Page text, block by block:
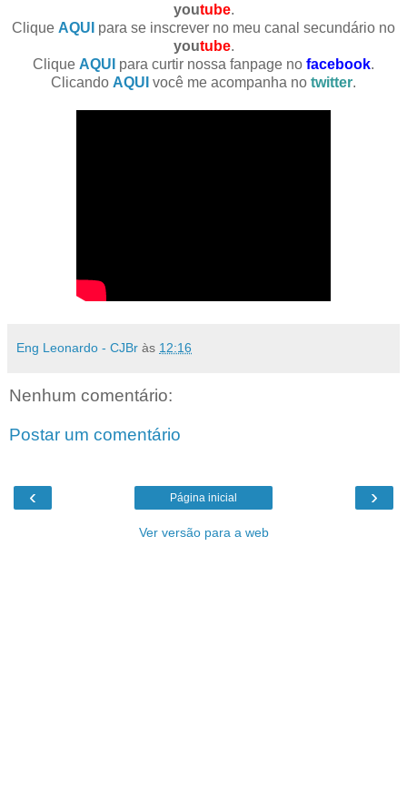
youtube.
Clique AQUI para se inscrever no meu canal secundário no
youtube.
Clique AQUI para curtir nossa fanpage no facebook.
Clicando AQUI você me acompanha no twitter.
Eng Leonardo - CJBr às 12:16
Nenhum comentário:
Postar um comentário
‹ ›
Página inicial
Ver versão para a web